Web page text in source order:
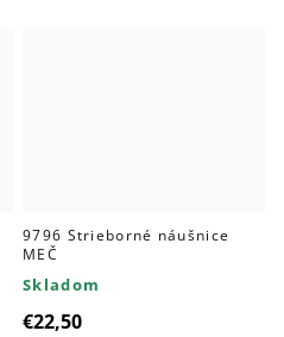
9796 Strieborné náušnice
MEČ
Skladom
€22,50